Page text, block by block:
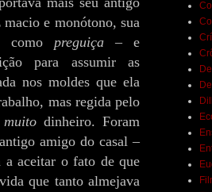
e monótono, sua
como preguiça – e
para assumir as
nos moldes que ela
mas regida pelo
muito dinheiro. Foram
amigo do casal –
aceitar o fato de que
que tanto almejava